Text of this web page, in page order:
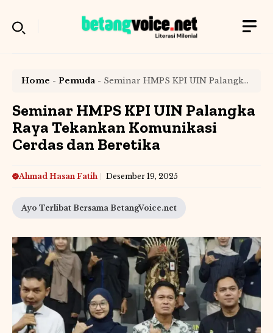
Home - Pemuda - Seminar HMPS KPI UIN Palangka
Seminar HMPS KPI UIN Palangka
Raya Tekankan Komunikasi
Cerdas dan Beretika
Ahmad Hasan Fatih Desember 19, 2025
Ayo Terlibat Bersama BetangVoice.net